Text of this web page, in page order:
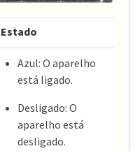
Estado
Azul: O aparelho
está ligado.
Desligado: O
aparelho está
desligado.